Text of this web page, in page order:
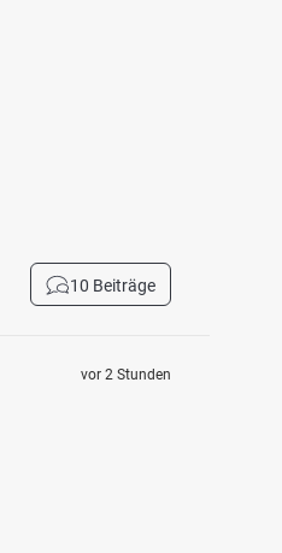
10 Beiträge
vor 2 Stunden